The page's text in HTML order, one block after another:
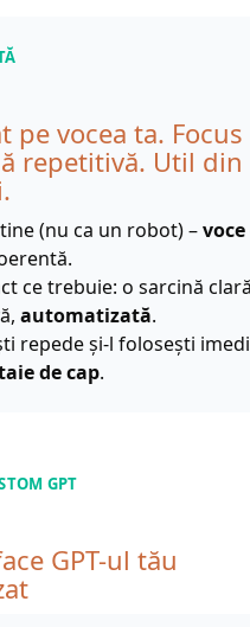
pe vocea ta. Focus
repetitivă. Util din
(nu ca un robot) –voce
ce trebuie: o sarcină
automatizată.
repede și-l folosești
de cap.
GPT
GPT-ul tău